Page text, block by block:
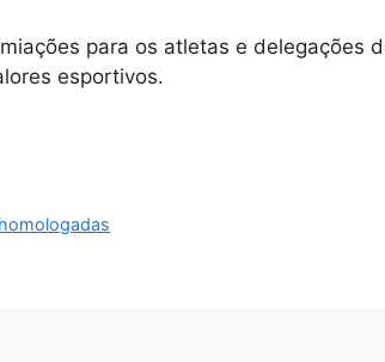
para os atletas e delegações
esportivos.